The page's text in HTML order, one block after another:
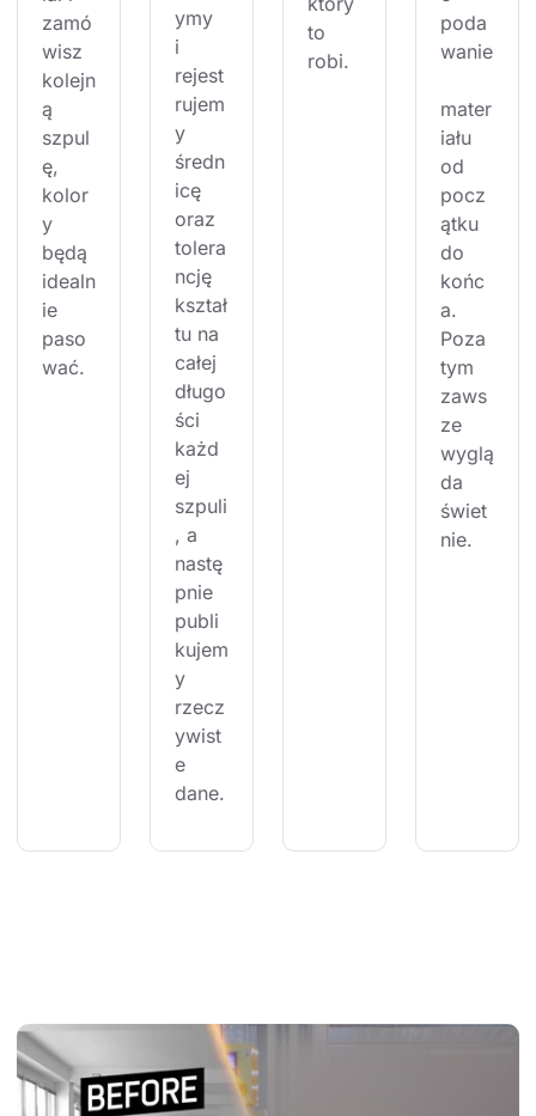
zamó
wisz
kolejn
ą
szpul
ę,
kolor
y
będą
idealn
ie
paso
wać.
ymy
i
rejest
rujem
y
średn
icę
oraz
tolera
ncję
kształ
tu na
całej
długo
ści
każd
ej
szpuli
, a
nastę
pnie
publi
kujem
y
rzecz
ywist
e
dane.
to
robi.
poda
wanie
mater
iału
od
pocz
ątku
do
końc
a.
Poza
tym
zaws
ze
wyglą
da
świet
nie.